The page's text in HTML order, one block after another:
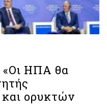
ΗΠΑ θα
ορυκτών